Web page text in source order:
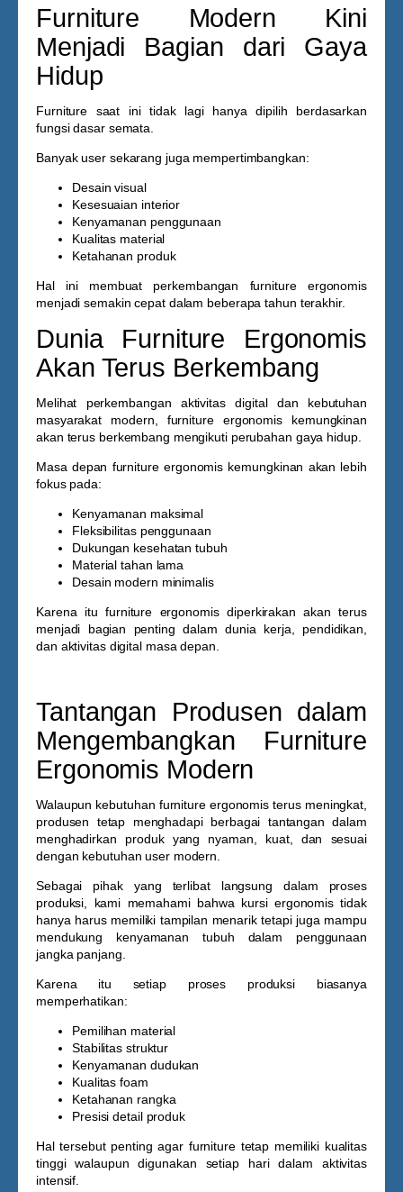
Furniture Modern Kini
Menjadi Bagian dari Gaya
Hidup
Furniture saat ini tidak lagi hanya dipilih berdasarkan
fungsi dasar semata.
Banyak user sekarang juga mempertimbangkan:
Desain visual
Kesesuaian interior
Kenyamanan penggunaan
Kualitas material
Ketahanan produk
Hal ini membuat perkembangan furniture ergonomis
menjadi semakin cepat dalam beberapa tahun terakhir.
Dunia Furniture Ergonomis
Akan Terus Berkembang
Melihat perkembangan aktivitas digital dan kebutuhan
masyarakat modern, furniture ergonomis kemungkinan
akan terus berkembang mengikuti perubahan gaya hidup.
Masa depan furniture ergonomis kemungkinan akan lebih
fokus pada:
Kenyamanan maksimal
Fleksibilitas penggunaan
Dukungan kesehatan tubuh
Material tahan lama
Desain modern minimalis
Karena itu furniture ergonomis diperkirakan akan terus
menjadi bagian penting dalam dunia kerja, pendidikan,
dan aktivitas digital masa depan.
Tantangan Produsen dalam
Mengembangkan Furniture
Ergonomis Modern
Walaupun kebutuhan furniture ergonomis terus meningkat,
produsen tetap menghadapi berbagai tantangan dalam
menghadirkan produk yang nyaman, kuat, dan sesuai
dengan kebutuhan user modern.
Sebagai pihak yang terlibat langsung dalam proses
produksi, kami memahami bahwa kursi ergonomis tidak
hanya harus memiliki tampilan menarik tetapi juga mampu
mendukung kenyamanan tubuh dalam penggunaan
jangka panjang.
Karena itu setiap proses produksi biasanya
memperhatikan:
Pemilihan material
Stabilitas struktur
Kenyamanan dudukan
Kualitas foam
Ketahanan rangka
Presisi detail produk
Hal tersebut penting agar furniture tetap memiliki kualitas
tinggi walaupun digunakan setiap hari dalam aktivitas
intensif.